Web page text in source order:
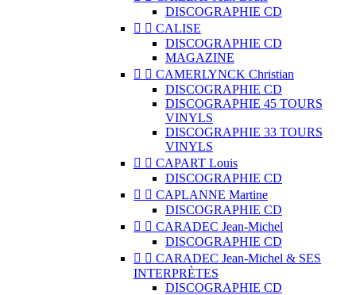
DISCOGRAPHIE CD
  CALISE
DISCOGRAPHIE CD
MAGAZINE
  CAMERLYNCK Christian
DISCOGRAPHIE CD
DISCOGRAPHIE 45 TOURS
VINYLS
DISCOGRAPHIE 33 TOURS
VINYLS
  CAPART Louis
DISCOGRAPHIE CD
  CAPLANNE Martine
DISCOGRAPHIE CD
  CARADEC Jean-Michel
DISCOGRAPHIE CD
  CARADEC Jean-Michel & SES
INTERPRÈTES
DISCOGRAPHIE CD